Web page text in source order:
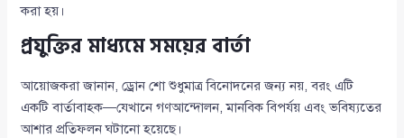
করা হয়।
প্রযুক্তির মাধ্যমে সময়ের বার্তা
আয়োজকরা জানান, ড্রোন শো শুধুমাত্র বিনোদনের জন্য নয়, বরং এটি
একটি বার্তাবাহক—যেখানে গণআন্দোলন, মানবিক বিপর্যয় এবং ভবিষ্যতের
আশার প্রতিফলন ঘটানো হয়েছে।